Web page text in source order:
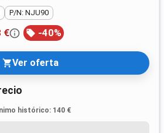
P/N: NJU90
€ -40%
Ver oferta
histórico: 140 €